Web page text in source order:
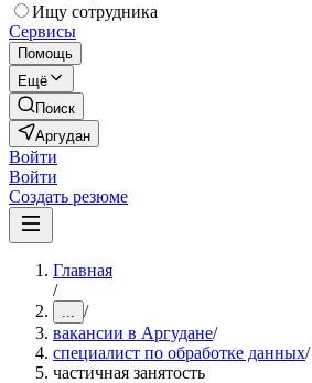
Ищу сотрудника
Сервисы
Помощь
Ещё
Поиск
Аргудан
Войти
Войти
Создать резюме
Главная
/
... /
вакансии в Аргудане/
специалист по обработке данных/
частичная занятость